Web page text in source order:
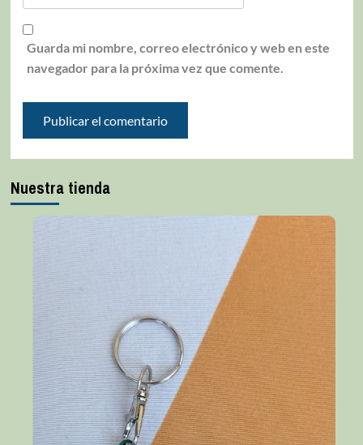
Guarda mi nombre, correo electrónico y web en este
navegador para la próxima vez que comente.
Nuestra tienda